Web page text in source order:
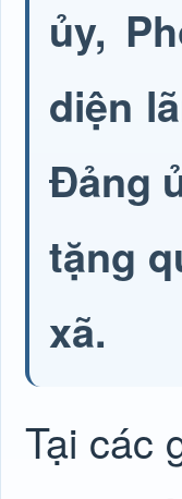
ủy,
diện
Đảng
tặng
xã.
Tại các